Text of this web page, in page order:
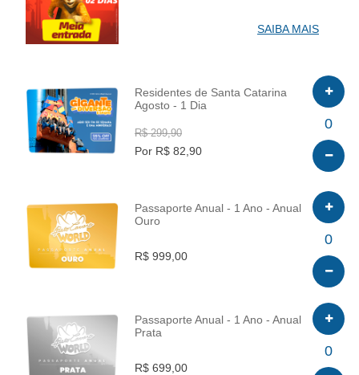
INFO
SAIBA MAIS
INFO
Residentes de Santa Catarina
Agosto - 1 Dia
R$ 299,90
Por R$ 82,90
0
INFO
Passaporte Anual - 1 Ano - Anual
Ouro
R$ 999,00
0
INFO
Passaporte Anual - 1 Ano - Anual
Prata
R$ 699,00
0